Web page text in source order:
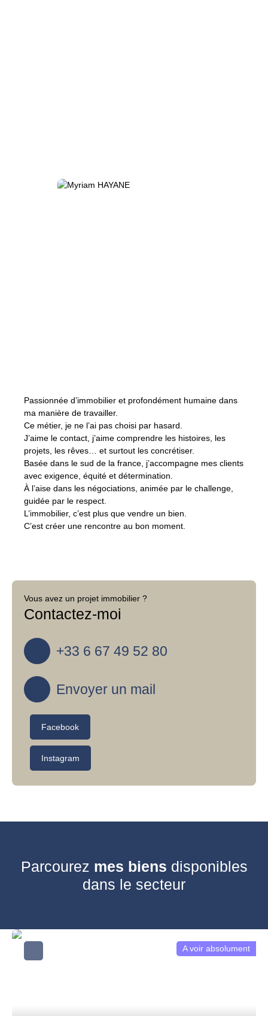
Passionnée d’immobilier et profondément humaine dans
ma manière de travailler.
Ce métier, je ne l’ai pas choisi par hasard.
J’aime le contact, j’aime comprendre les histoires, les
projets, les rêves… et surtout les concrétiser.
Basée dans le sud de la france, j’accompagne mes clients
avec exigence, équité et détermination.
À l’aise dans les négociations, animée par le challenge,
guidée par le respect.
L’immobilier, c’est plus que vendre un bien.
C’est créer une rencontre au bon moment.
Vous avez un projet immobilier ?
Contactez-moi
+33 6 67 49 52 80
Envoyer un mail
Facebook
Instagram
Parcourez mes biens disponibles
dans le secteur
A voir absolument